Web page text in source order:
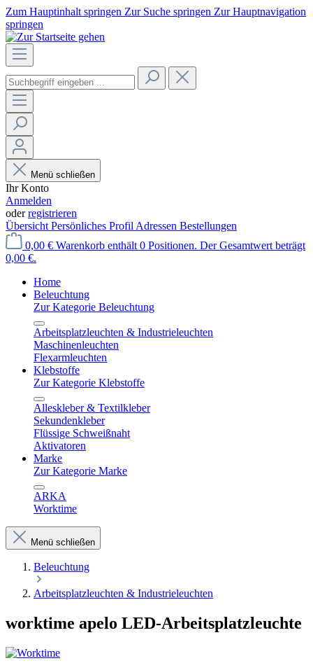
Zum Hauptinhalt springen Zur Suche springen Zur Hauptnavigation
springen
Menü schließen
Ihr Konto
Anmelden
oderregistrieren
Übersicht Persönliches Profil Adressen Bestellungen
0,00 € Warenkorb enthält 0 Positionen. Der Gesamtwert beträgt
0,00 €.
Home
Beleuchtung
Zur Kategorie Beleuchtung
Arbeitsplatzleuchten & Industrieleuchten
Maschinenleuchten
Flexarmleuchten
Klebstoffe
Zur Kategorie Klebstoffe
Alleskleber & Textilkleber
Sekundenkleber
Flüssige Schweißnaht
Aktivatoren
Marke
Zur Kategorie Marke
ARKA
Worktime
Menü schließen
Beleuchtung
Arbeitsplatzleuchten & Industrieleuchten
worktime apelo LED-Arbeitsplatzleuchte